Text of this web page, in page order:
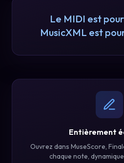
Le MIDI est
MusicXML est
Entièrement
Ouvrez dans MuseScore,
chaque note,